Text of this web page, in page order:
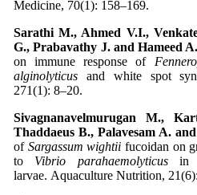
Medicine, 70(1): 158–169.
Sarathi M., Ahmed V.I.,
G., Prabavathy J. and Hameed
on immune response of
alginolyticus and white spot
271(1): 8–20.
Sivagnanavelmurugan M.,
Thaddaeus B., Palavesam A.
of Sargassum wightii fucoidan on
to Vibrio parahaemolyticusin
larvae. Aquaculture Nutrition,